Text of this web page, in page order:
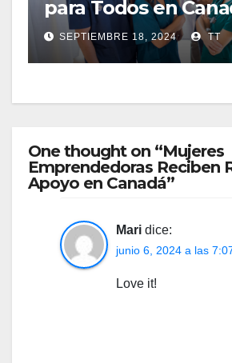
para Todos en
SEPTIEMBRE 18, 2024 TT
One thought on “Mujeres
Emprendedoras Reciben
Apoyo en Canadá”
Mari dice:
junio 6, 2024 a las
Love it!